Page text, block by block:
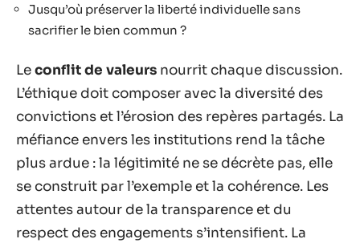
Jusqu’où préserver la liberté individuelle sans
sacrifier le bien commun ?
Leconflit de valeurs nourrit chaque discussion.
L’éthique doit composer avec la diversité des
convictions et l’érosion des repères partagés. La
méfiance envers les institutions rend la tâche
plus ardue : la légitimité ne se décrète pas, elle
se construit par l’exemple et la cohérence. Les
attentes autour de la transparence et du
respect des engagements s’intensifient. La